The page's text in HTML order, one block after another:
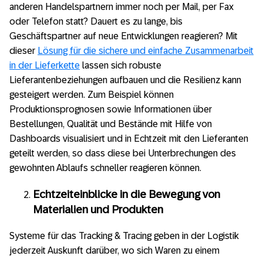
anderen Handelspartnern immer noch per Mail, per Fax
oder Telefon statt? Dauert es zu lange, bis
Geschäftspartner auf neue Entwicklungen reagieren? Mit
dieser Lösung für die sichere und einfache Zusammenarbeit
in der Lieferkette lassen sich robuste
Lieferantenbeziehungen aufbauen und die Resilienz kann
gesteigert werden. Zum Beispiel können
Produktionsprognosen sowie Informationen über
Bestellungen, Qualität und Bestände mit Hilfe von
Dashboards visualisiert und in Echtzeit mit den Lieferanten
geteilt werden, so dass diese bei Unterbrechungen des
gewohnten Ablaufs schneller reagieren können.
Echtzeiteinblicke in die Bewegung von
Materialien und Produkten
Systeme für das Tracking & Tracing geben in der Logistik
jederzeit Auskunft darüber, wo sich Waren zu einem